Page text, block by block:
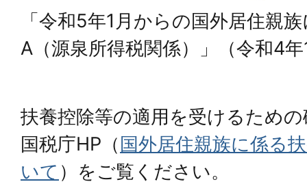
「令和5年1月からの国外居住親
A（源泉所得税関係）」（令和4
扶養控除等の適用を受けるため
国税庁HP（ 国外居住親族に係る
いて ）をご覧ください。